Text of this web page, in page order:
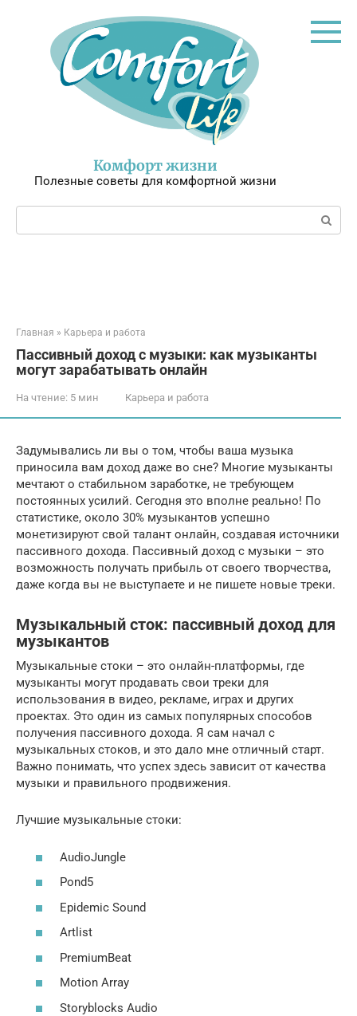
Комфорт жизни
Полезные советы для комфортной жизни
Поиск:
Главная » Карьера и работа
Пассивный доход с музыки: как музыканты
могут зарабатывать онлайн
На чтение: 5 мин Карьера и работа
Задумывались ли вы о том, чтобы ваша музыка
приносила вам доход даже во сне? Многие музыканты
мечтают о стабильном заработке, не требующем
постоянных усилий. Сегодня это вполне реально! По
статистике, около 30% музыкантов успешно
монетизируют свой талант онлайн, создавая источники
пассивного дохода. Пассивный доход с музыки – это
возможность получать прибыль от своего творчества,
даже когда вы не выступаете и не пишете новые треки.
Музыкальный сток: пассивный доход для
музыкантов
Музыкальные стоки – это онлайн-платформы, где
музыканты могут продавать свои треки для
использования в видео, рекламе, играх и других
проектах. Это один из самых популярных способов
получения пассивного дохода. Я сам начал с
музыкальных стоков, и это дало мне отличный старт.
Важно понимать, что успех здесь зависит от качества
музыки и правильного продвижения.
Лучшие музыкальные стоки:
AudioJungle
Pond5
Epidemic Sound
Artlist
PremiumBeat
Motion Array
Storyblocks Audio